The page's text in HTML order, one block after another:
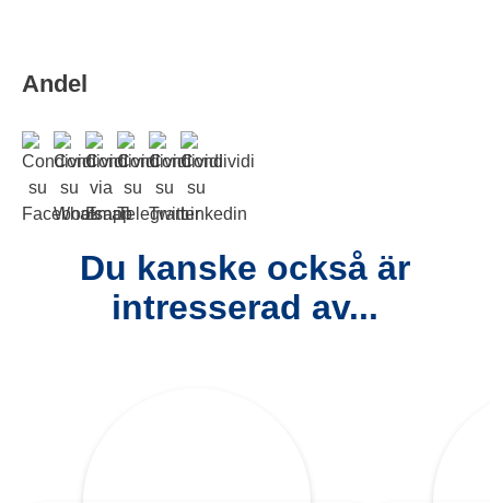
Andel
Du kanske också är
intresserad av...